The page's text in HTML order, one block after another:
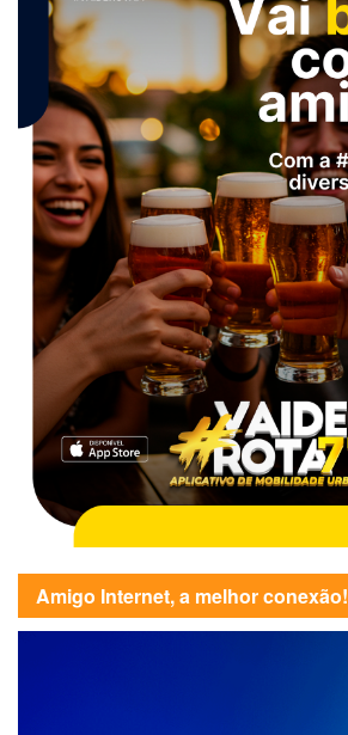
Amigo Internet, a melhor conexão!